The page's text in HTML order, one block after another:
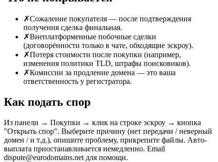
✗Сожаление покупателя — после подтверждения
получения сделка финальная.
✗Внеплатформенные побочные сделки
(договорённости только в чате, обходящие эскроу).
✗Потеря стоимости после покупки (например,
изменения политики TLD, штрафы поисковиков).
✗Комиссии за продление домена — это ваша
ответственность у регистратора.
Как подать спор
Из панели → Покупки → клик на строке эскроу → кнопка
"Открыть спор". Выберите причину (нет передачи / неверный
домен / и т.д.), опишите проблему, прикрепите файлы. Авто-
выплата приостанавливается немедленно. Email
dispute@eurodomains.net для помощи.